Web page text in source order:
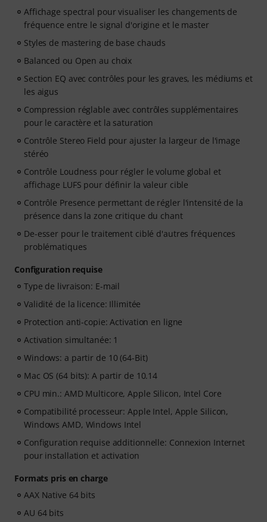
Affichage spectral pour visualiser les changements de
fréquence entre le signal d'origine et le master
Styles de mastering de base chauds
Balanced ou Open au choix
Section EQ avec contrôles pour les graves, les médiums et
les aigus
Compression réglable avec contrôles supplémentaires
pour le caractère et la saturation
Contrôle Stereo Field pour ajuster la largeur de l'image
stéréo
Contrôle Loudness pour régler le volume global et
affichage LUFS pour définir la valeur cible
Contrôle Presence permettant de régler l'intensité de la
présence dans la zone critique du chant
De-esser pour le traitement ciblé d'autres fréquences
problématiques
Configuration requise
Type de livraison: E-mail
Validité de la licence: Illimitée
Protection anti-copie: Activation en ligne
Activation simultanée: 1
Windows: a partir de 10 (64-Bit)
Mac OS (64 bits): A partir de 10.14
CPU min.: AMD Multicore, Apple Silicon, Intel Core
Compatibilité processeur: Apple Intel, Apple Silicon,
Windows AMD, Windows Intel
Configuration requise additionnelle: Connexion Internet
pour installation et activation
Formats pris en charge
AAX Native 64 bits
AU 64 bits